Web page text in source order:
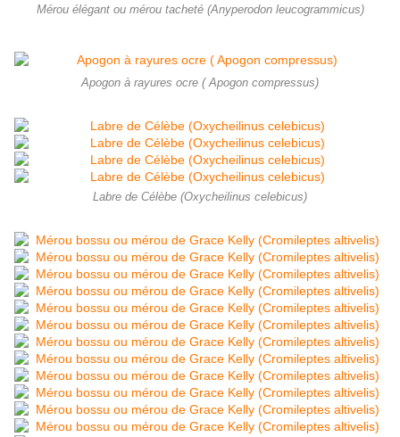
Mérou élégant ou mérou tacheté (Anyperodon leucogrammicus)
Apogon à rayures ocre ( Apogon compressus)
Labre de Célèbe (Oxycheilinus celebicus)